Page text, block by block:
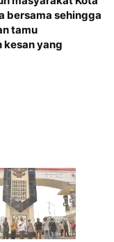
bersama sehingga
tamu
kesan yang